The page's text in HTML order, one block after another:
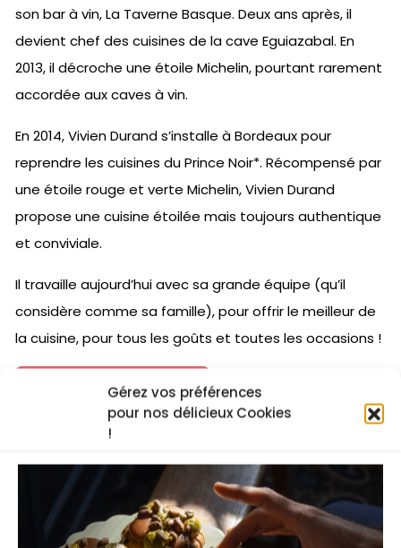
Gérez vos préférences
pour nos délicieux Cookies
!
son bar à vin, La Taverne Basque. Deux ans après, il
devient chef des cuisines de la cave Eguiazabal. En
2013, il décroche une étoile Michelin, pourtant rarement
accordée aux caves à vin.
En 2014, Vivien Durand s’installe à Bordeaux pour
reprendre les cuisines du Prince Noir*. Récompensé par
une étoile rouge et verte Michelin, Vivien Durand
propose une cuisine étoilée mais toujours authentique
et conviviale.
Il travaille aujourd’hui avec sa grande équipe (qu’il
considère comme sa famille), pour offrir le meilleur de
la cuisine, pour tous les goûts et toutes les occasions !
J'essaye gratuitement